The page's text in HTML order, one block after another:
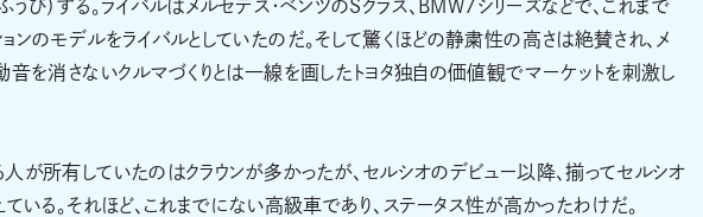
び）する。ライバルはメルセデス・ベンツのSクラス、BMW7シリーズなどで、これまで
のモデルをライバルとしていたのだ。そして驚くほどの静粛性の高さは絶賛され、メ
を消さないクルマづくりとは一線を画したトヨタ独自の価値観でマーケットを刺激し
が所有していたのはクラウンが多かったが、セルシオのデビュー以降、揃ってセルシオ
いる。それほど、これまでにない高級車であり、ステータス性が高かったわけだ。